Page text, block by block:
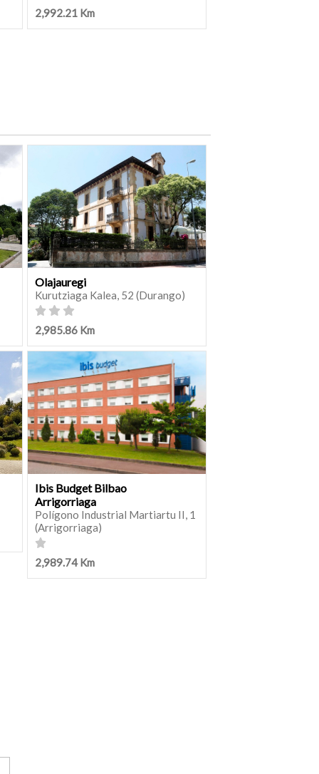
2,992.21 Km
Olajauregi
Kurutziaga Kalea, 52 (Durango)
2,985.86 Km
Ibis Budget Bilbao
Arrigorriaga
Polígono Industrial Martiartu II, 1
(Arrigorriaga)
2,989.74 Km